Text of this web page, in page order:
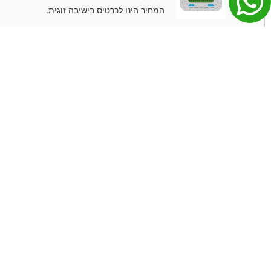
המחיר הינו לכרטיס בישיבה זוגית.